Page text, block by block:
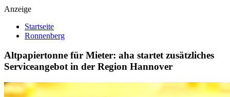
Anzeige
Startseite
Ronnenberg
Altpapiertonne für Mieter: aha startet zusätzliches
Serviceangebot in der Region Hannover